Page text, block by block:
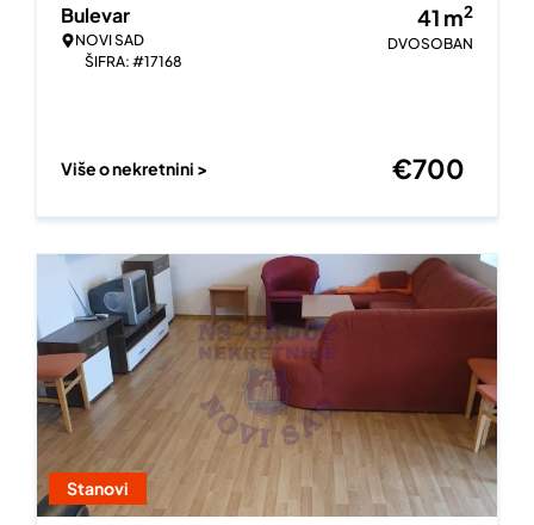
Bulevar
NOVI SAD
ŠIFRA: #17168
41 m2
DVOSOBAN
Više o nekretnini > €700
Stanovi